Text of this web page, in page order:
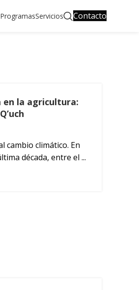
ProgramasServicios Contacto
en la agricultura:
cambio climático. En
década, entre el ...